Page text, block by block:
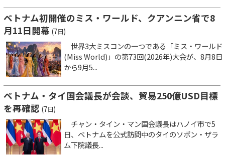
ベトナム初開催のミス・ワールド、クアンニン省で8
月11日開幕 (7日)
世界3大ミスコンの一つである「ミス・ワールド
(Miss World)」の第73回(2026年)大会が、8月8日
から9月5...
ベトナム・タイ国会議長が会談、貿易250億USD目標
を再確認 (7日)
チャン・タイン・マン国会議長はハノイ市で5
日、ベトナムを公式訪問中のタイのソポン・ザラ
ム下院議長...